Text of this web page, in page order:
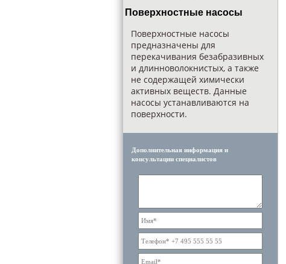
Поверхностные насосы
Поверхностные насосы
предназначены для
перекачивания безабразивных
и длинноволокнистых, а также
не содержащей химически
активных веществ. Данные
насосы устанавливаются на
поверхности.
Дополнительная информация и
консультации специалистов